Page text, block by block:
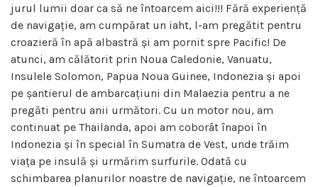
jurul lumii doar ca să ne întoarcem aici!!! Fără experiență
de navigație, am cumpărat un iaht, l-am pregătit pentru
croazieră în apă albastră și am pornit spre Pacific! De
atunci, am călătorit prin Noua Caledonie, Vanuatu,
Insulele Solomon, Papua Noua Guinee, Indonezia și apoi
pe șantierul de ambarcațiuni din Malaezia pentru a ne
pregăti pentru anii următori. Cu un motor nou, am
continuat pe Thailanda, apoi am coborât înapoi în
Indonezia și în special în Sumatra de Vest, unde trăim
viața pe insulă și urmărim surfurile. Odată cu
schimbarea planurilor noastre de navigație, ne întoarcem